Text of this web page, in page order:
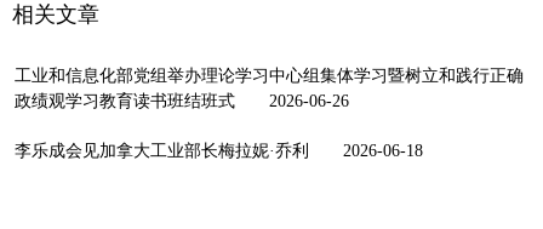
相关文章
工业和信息化部党组举办理论学习中心组集体学习暨树立和践行正确
政绩观学习教育读书班结班式
2026-06-26
李乐成会见加拿大工业部长梅拉妮·乔利 2026-06-18